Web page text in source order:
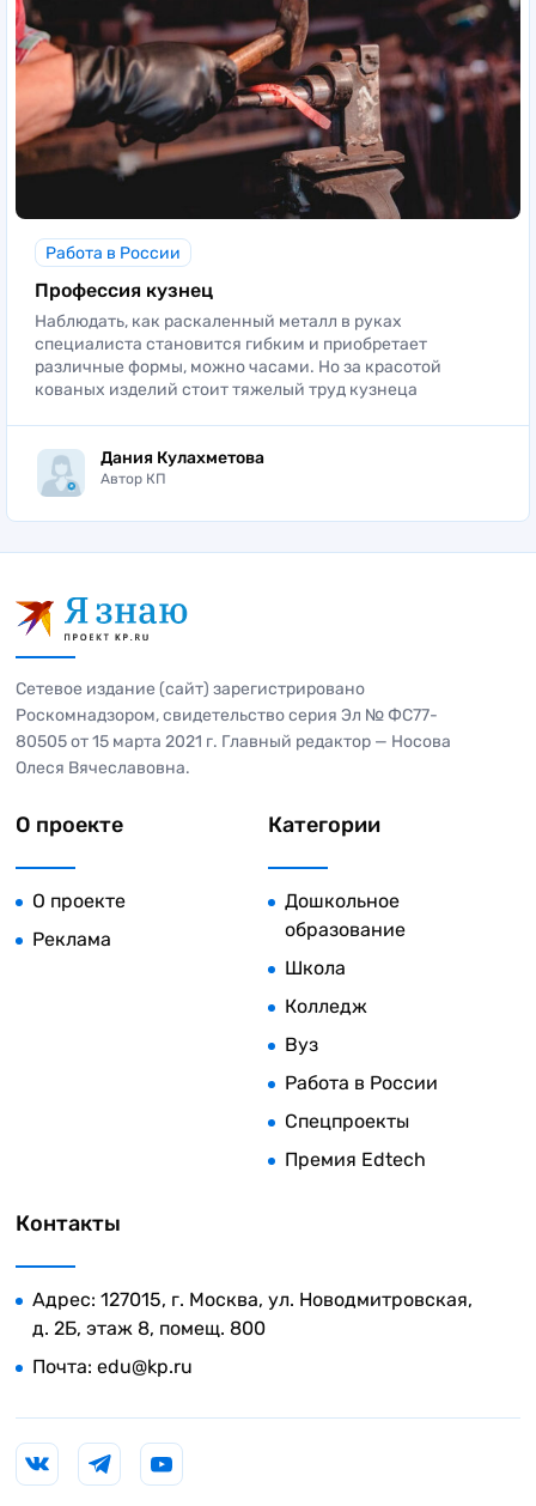
Работа в России
Профессия кузнец
Наблюдать, как раскаленный металл в руках
специалиста становится гибким и приобретает
различные формы, можно часами. Но за красотой
кованых изделий стоит тяжелый труд кузнеца
Дания Кулахметова
Автор КП
Сетевое издание (сайт) зарегистрировано
Роскомнадзором, свидетельство серия Эл № ФС77-
80505 от 15 марта 2021 г. Главный редактор — Носова
Олеся Вячеславовна.
О проекте
О проекте
Реклама
Категории
Дошкольное
образование
Школа
Колледж
Вуз
Работа в России
Спецпроекты
Премия Edtech
Контакты
Адрес: 127015, г. Москва, ул. Новодмитровская,
д. 2Б, этаж 8, помещ. 800
Почта: edu@kp.ru